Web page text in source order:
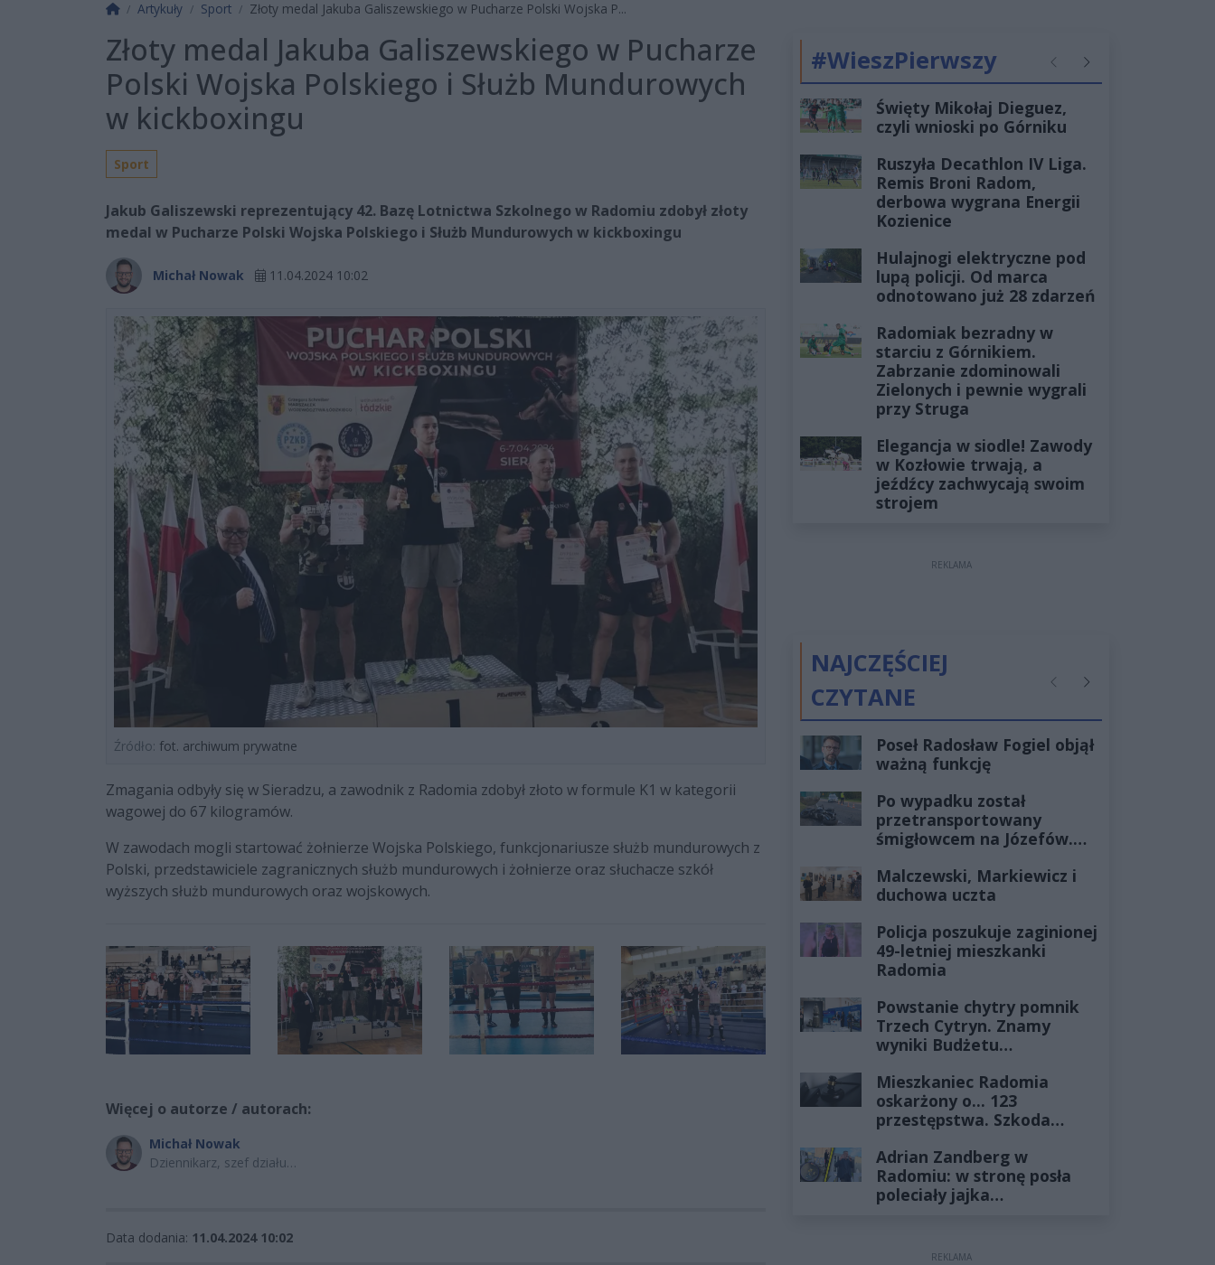
Strona główna
Artykuły Sport Złoty medal Jakuba Galiszewskiego w Pucharze Polski Wojska P...
Złoty medal Jakuba Galiszewskiego w Pucharze
Polski Wojska Polskiego i Służb Mundurowych
w kickboxingu
Sport
Jakub Galiszewski reprezentujący 42. Bazę Lotnictwa Szkolnego w Radomiu zdobył złoty
medal w Pucharze Polski Wojska Polskiego i Służb Mundurowych w kickboxingu
Michał Nowak 11.04.2024 10:02
Źródło: fot. archiwum prywatne
Zmagania odbyły się w Sieradzu, a zawodnik z Radomia zdobył złoto w formule K1 w kategorii
wagowej do 67 kilogramów.
W zawodach mogli startować żołnierze Wojska Polskiego, funkcjonariusze służb mundurowych z
Polski, przedstawiciele zagranicznych służb mundurowych i żołnierze oraz słuchacze szkół
wyższych służb mundurowych oraz wojskowych.
Więcej o autorze / autorach:
Michał Nowak
Dziennikarz, szef działu
Data dodania: 11.04.2024 10:02
#WieszPierwszy PoprzednieNastępne
Święty Mikołaj Dieguez,
czyli wnioski po Górniku
Ruszyła Decathlon IV Liga.
Remis Broni Radom,
derbowa wygrana Energii
Kozienice
Hulajnogi elektryczne pod
lupą policji. Od marca
odnotowano już 28 zdarzeń
Radomiak bezradny w
starciu z Górnikiem.
Zabrzanie zdominowali
Zielonych i pewnie wygrali
przy Struga
Elegancja w siodle! Zawody
w Kozłowie trwają, a
jeźdźcy zachwycają swoim
strojem
REKLAMA
NAJCZĘŚCIEJ
CZYTANE
PoprzednieNastępne
Poseł Radosław Fogiel objął
ważną funkcję
Po wypadku został
przetransportowany
śmigłowcem na Józefów.
żyłach
Malczewski, Markiewicz i
duchowa uczta
Policja poszukuje zaginionej
49-letniej mieszkanki
Radomia
Powstanie chytry pomnik
Trzech Cytryn. Znamy
wyniki Budżetu
Mieszkaniec Radomia
oskarżony o... 123
przestępstwa. Szkoda
złotych
Adrian Zandberg w
Radomiu: w stronę posła
poleciały jajka…
REKLAMA